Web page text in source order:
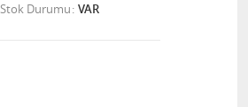
Stok Durumu VAR